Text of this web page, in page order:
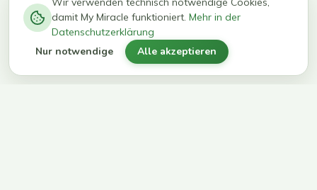
kg in 12
Wochen
erreichen
ihr Ziel
damit My Miracle funktioniert. Mehr in der
Datenschutzerklärung
Nur notwendige Alle akzeptieren